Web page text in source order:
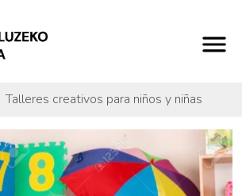
Talleres creativos para niños y niñas